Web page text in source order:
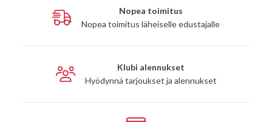
Nopea toimitus
Nopea toimitus läheiselle edustajalle
Klubi alennukset
Hyödynnä tarjoukset ja alennukset